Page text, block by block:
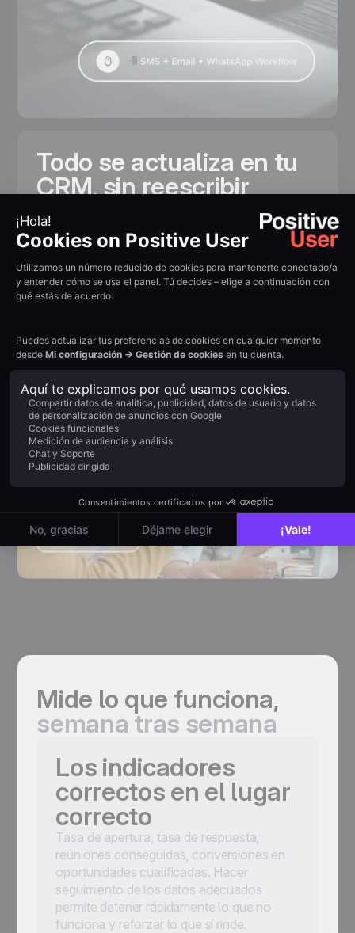
Todo se actualiza en tu
CRM, sin reescribir
cambia automáticamente. Cuando agenda una
reunión, el comercial la ve en su calendario. Se
acabaron los registros manuales y los
seguimientos olvidados: tu equipo dedica tiempo
a lo que aporta valor.
Mide lo que funciona,
semana tras semana
Los indicadores
correctos en el lugar
correcto
Tasa de apertura, tasa de respuesta,
reuniones conseguidas, conversiones en
oportunidades cualificadas. Hacer
seguimiento de los datos adecuados
permite detener rápidamente lo que no
funciona y reforzar lo que sí rinde.